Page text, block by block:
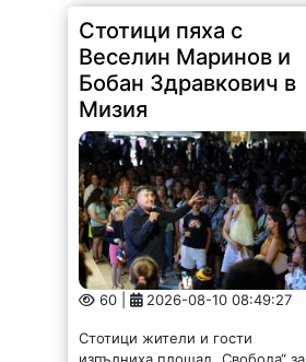
Стотици пяха с
Веселин Маринов и
Бобан Здравкович в
Мизия
60 | 2026-08-10 08:49:27
Стотици жители и гости